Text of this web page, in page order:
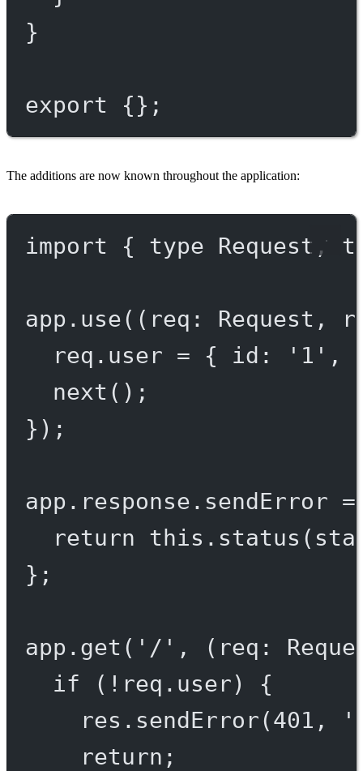
}
export {};
The additions are now known throughout the application:
import { type Request,
app. use(( req : Request ,
req.user = { id: '1' ,
next ();
});
app.response. sendError =
return
this . status
};
app. get ( '/' , ( req :
if ( ! req.user) {
res. sendError(401 ,
return ;